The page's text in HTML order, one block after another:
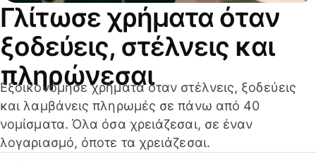
Γλίτωσε χρήματα όταν
ξοδεύεις, στέλνεις και
πληρώνεσαι
Εξοικονόμησε χρήματα όταν στέλνεις, ξοδεύεις
και λαμβάνεις πληρωμές σε πάνω από 40
νομίσματα. Όλα όσα χρειάζεσαι, σε έναν
λογαριασμό, όποτε τα χρειάζεσαι.